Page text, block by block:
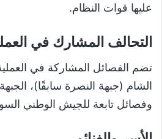
عليها قوات النظام.
التحالف المشارك في
تضم الفصائل المشاركة في
الشام (جبهة النصرة سابقًا)، الجبهة
وفصائل تابعة للجيش الوطني